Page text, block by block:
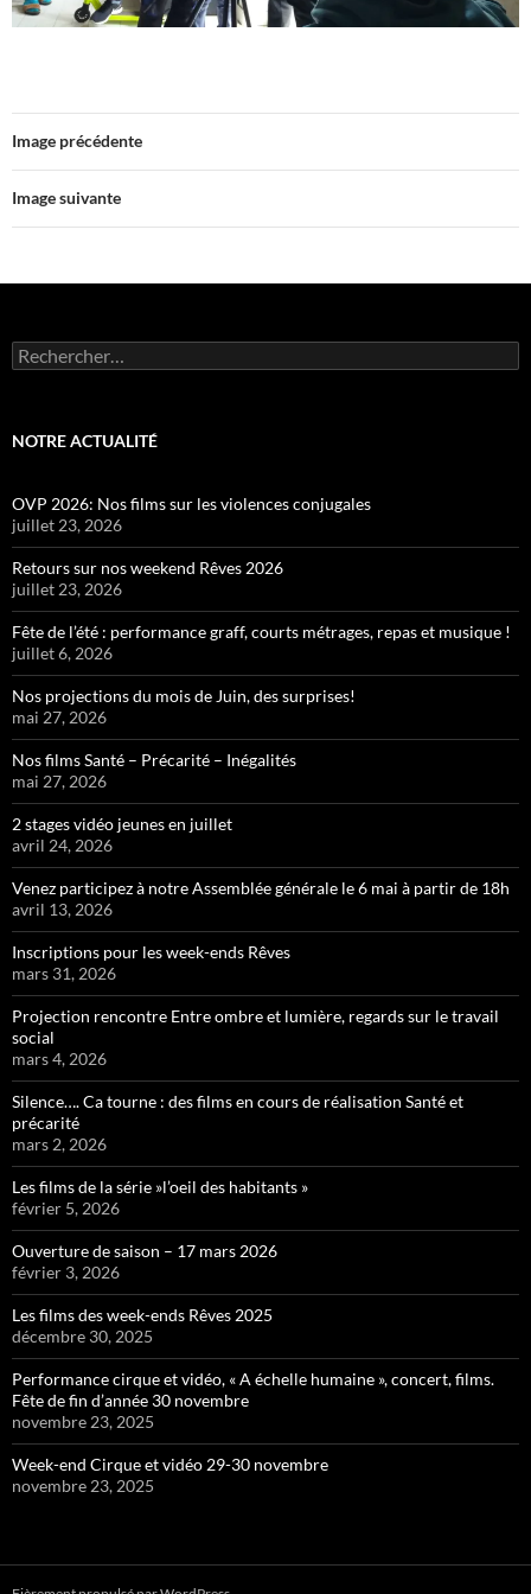
Image précédente
Image suivante
Rechercher :
NOTRE ACTUALITÉ
OVP 2026: Nos films sur les violences conjugales
juillet 23, 2026
Retours sur nos weekend Rêves 2026
juillet 23, 2026
Fête de l’été : performance graff, courts métrages, repas et musique !
juillet 6, 2026
Nos projections du mois de Juin, des surprises!
mai 27, 2026
Nos films Santé – Précarité – Inégalités
mai 27, 2026
2 stages vidéo jeunes en juillet
avril 24, 2026
Venez participez à notre Assemblée générale le 6 mai à partir de 18h
avril 13, 2026
Inscriptions pour les week-ends Rêves
mars 31, 2026
Projection rencontre Entre ombre et lumière, regards sur le travail
social
mars 4, 2026
Silence…. Ca tourne : des films en cours de réalisation Santé et
précarité
mars 2, 2026
Les films de la série »l’oeil des habitants »
février 5, 2026
Ouverture de saison – 17 mars 2026
février 3, 2026
Les films des week-ends Rêves 2025
décembre 30, 2025
Performance cirque et vidéo, « A échelle humaine », concert, films.
Fête de fin d’année 30 novembre
novembre 23, 2025
Week-end Cirque et vidéo 29-30 novembre
novembre 23, 2025